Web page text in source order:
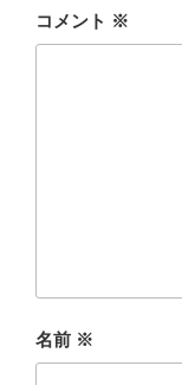
コメント ※
名前 ※